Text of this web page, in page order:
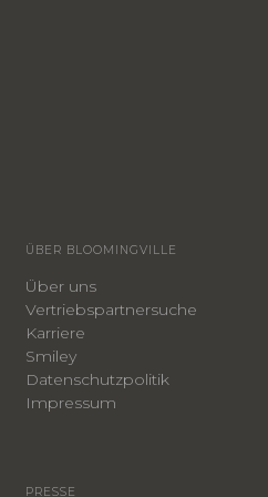
ÜBER BLOOMINGVILLE
Über uns
Vertriebspartnersuche
Karriere
Smiley
​Datenschutzpolitik
Impressum
PRESSE